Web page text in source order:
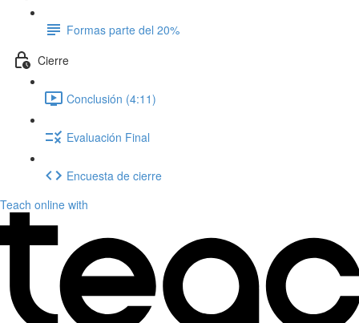
Formas parte del 20%
Cierre
Conclusión (4:11)
Evaluación Final
Encuesta de cierre
Teach online with